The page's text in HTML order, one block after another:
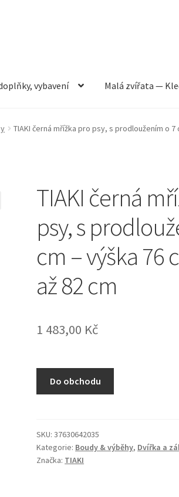
vybavení Malá zvířata —
vybavení Můj účet Pokladna
TIAKI černá mřížka pro psy, s prodloužením o 7
TIAKI černá
psy, s
cm – výška 76
až 82 cm
1 483,00 Kč
Do obchodu
SKU:37630642035
Kategorie: Boudy & výběhy, Dvířka a
Značka: TIAKI